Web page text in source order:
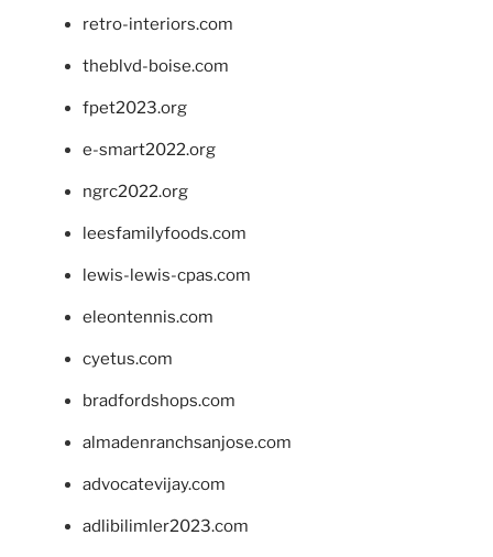
retro-interiors.com
theblvd-boise.com
fpet2023.org
e-smart2022.org
ngrc2022.org
leesfamilyfoods.com
lewis-lewis-cpas.com
eleontennis.com
cyetus.com
bradfordshops.com
almadenranchsanjose.com
advocatevijay.com
adlibilimler2023.com